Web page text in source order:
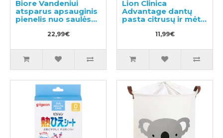
Biore Vandeniui
atsparus apsauginis
pienelis nuo saulės
veidui ir kūnui SPF
50+ 40ml22,99€
Lion Clinica
Advantage dantų
pasta citrusų ir mėtų
skonio 130g
11,99€